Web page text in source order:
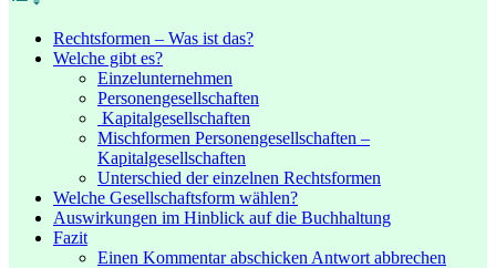
Rechtsformen – Was ist das?
Welche gibt es?
Einzelunternehmen
Personengesellschaften
Kapitalgesellschaften
Mischformen Personengesellschaften –
Kapitalgesellschaften
Unterschied der einzelnen Rechtsformen
Welche Gesellschaftsform wählen?
Auswirkungen im Hinblick auf die Buchhaltung
Fazit
Einen Kommentar abschicken Antwort abbrechen